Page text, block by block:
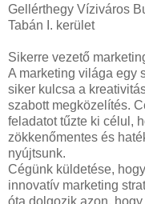
Gellérthegy Víziváros
Tabán I. kerület
Sikerre vezető
A marketing világa egy
siker kulcsa a
szabott megközelítés.
feladatot tűzte ki célul,
zökkenőmentes és
nyújtsunk.
Cégünk küldetése,
innovatív marketing
óta dolgozik azon,